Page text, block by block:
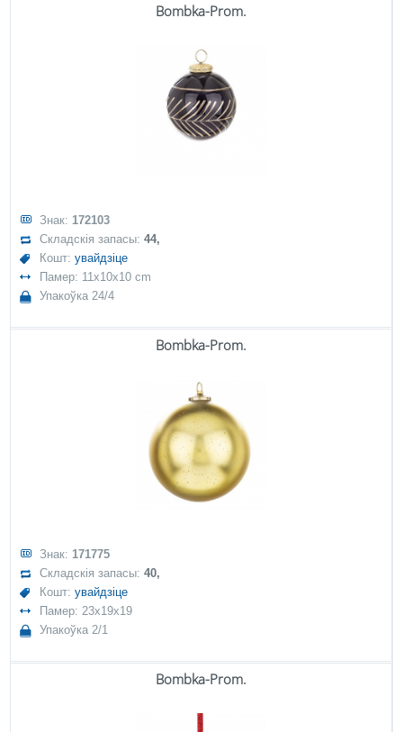
Bombka-Prom.
Знак: 172103
Складскія запасы:44,
Кошт:увайдзіце
Памер: 11x10x10 cm
Упакоўка 24/4
Bombka-Prom.
Знак: 171775
Складскія запасы:40,
Кошт:увайдзіце
Памер: 23x19x19
Упакоўка 2/1
Bombka-Prom.